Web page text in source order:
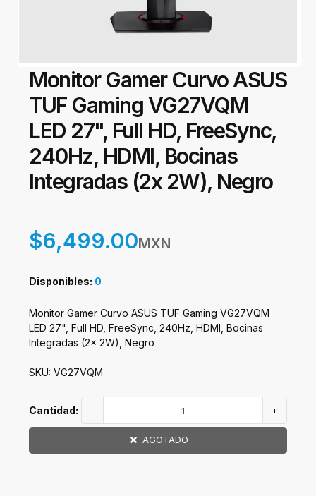
Monitor Gamer Curvo ASUS
TUF Gaming VG27VQM
LED 27", Full HD, FreeSync,
240Hz, HDMI, Bocinas
Integradas (2x 2W), Negro
$6,499.00MXN
Disponibles: 0
Monitor Gamer Curvo ASUS TUF Gaming VG27VQM
LED 27", Full HD, FreeSync, 240Hz, HDMI, Bocinas
Integradas (2x 2W), Negro
SKU: VG27VQM
Cantidad: - +
AGOTADO